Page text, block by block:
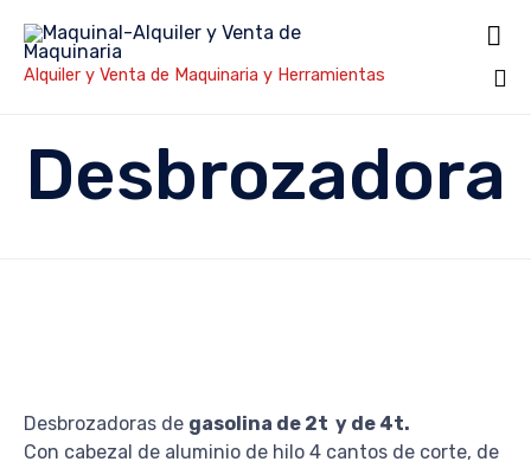
Alquiler y Venta de Maquinaria y Herramientas

Desbrozadora
Desbrozadoras de gasolina de 2t y de 4t.
Con cabezal de aluminio de hilo 4 cantos de corte, de